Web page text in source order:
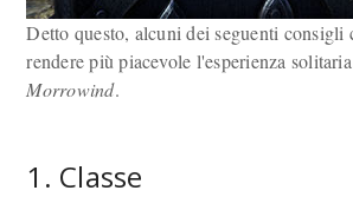
Detto questo, alcuni dei seguenti consigli
rendere più piacevole l'esperienza
Morrowind.
1. Classe